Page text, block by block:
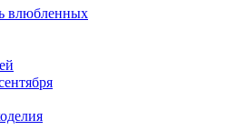
влюбленных